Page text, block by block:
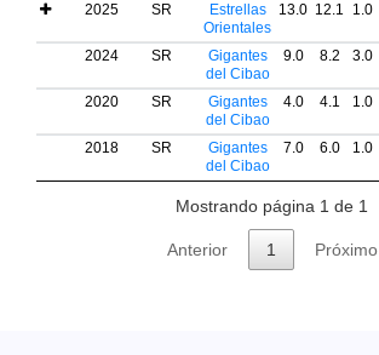
2025 SR
Estrellas
Orientales
13.0 12.1 1.0
2024 SR
Gigantes
del Cibao
9.0 8.2 3.0
2020 SR
Gigantes
del Cibao
4.0 4.1 1.0
2018 SR
Gigantes
del Cibao
7.0 6.0 1.0
Mostrando página 1 de 1
Anterior 1 Próximo